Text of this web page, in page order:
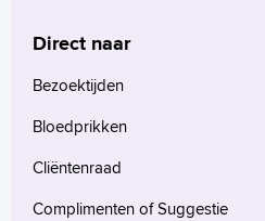
Contact
Direct naar
Bezoektijden
Bloedprikken
Cliëntenraad
Complimenten of Suggestie